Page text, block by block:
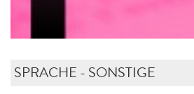
SPRACHE - SONSTIGE